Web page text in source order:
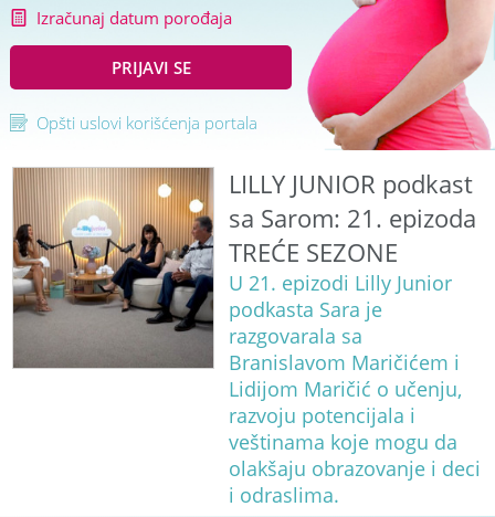
Izračunaj datum porođaja
PRIJAVI SE
Opšti uslovi korišćenja portala
LILLY JUNIOR podkast
sa Sarom: 21. epizoda
TREĆE SEZONE
U 21. epizodi Lilly Junior
podkasta Sara je
razgovarala sa
Branislavom Maričićem i
Lidijom Maričić o učenju,
razvoju potencijala i
veštinama koje mogu da
olakšaju obrazovanje i deci
i odraslima.